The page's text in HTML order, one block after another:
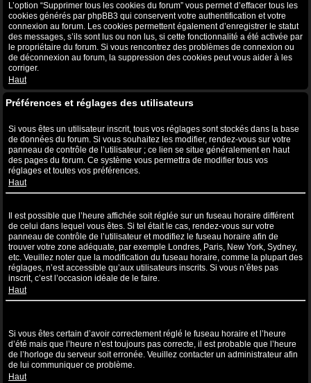
L’option “Supprimer tous les cookies du forum” vous permet d’effacer tous les
cookies générés par phpBB3 qui conservent votre authentification et votre
connexion au forum. Les cookies permettent également d’enregistrer le statut
des messages, s’ils sont lus ou non lus, si cette fonctionnalité a été activée par
le propriétaire du forum. Si vous rencontrez des problèmes de connexion ou
de déconnexion au forum, la suppression des cookies peut vous aider à les
corriger.
Haut
Préférences et réglages des utilisateurs
Si vous êtes un utilisateur inscrit, tous vos réglages sont stockés dans la base
de données du forum. Si vous souhaitez les modifier, rendez-vous sur votre
panneau de contrôle de l’utilisateur ; ce lien se situe généralement en haut
des pages du forum. Ce système vous permettra de modifier tous vos
réglages et toutes vos préférences.
Haut
Il est possible que l’heure affichée soit réglée sur un fuseau horaire différent
de celui dans lequel vous êtes. Si tel était le cas, rendez-vous sur votre
panneau de contrôle de l’utilisateur et modifiez le fuseau horaire afin de
trouver votre zone adéquate, par exemple Londres, Paris, New York, Sydney,
etc. Veuillez noter que la modification du fuseau horaire, comme la plupart des
réglages, n’est accessible qu’aux utilisateurs inscrits. Si vous n’êtes pas
inscrit, c’est l’occasion idéale de le faire.
Haut
Si vous êtes certain d’avoir correctement réglé le fuseau horaire et l’heure
d’été mais que l’heure n’est toujours pas correcte, il est probable que l’heure
de l’horloge du serveur soit erronée. Veuillez contacter un administrateur afin
de lui communiquer ce problème.
Haut